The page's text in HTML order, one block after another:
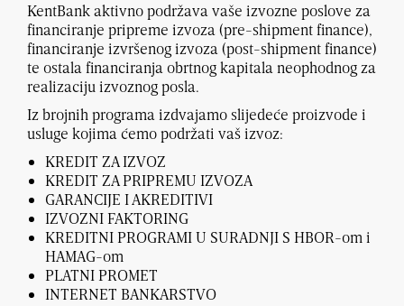
KentBank aktivno podržava vaše izvozne poslove za
financiranje pripreme izvoza (pre-shipment finance),
financiranje izvršenog izvoza (post-shipment finance)
te ostala financiranja obrtnog kapitala neophodnog za
realizaciju izvoznog posla.
Iz brojnih programa izdvajamo slijedeće proizvode i
usluge kojima ćemo podržati vaš izvoz:
KREDIT ZA IZVOZ
KREDIT ZA PRIPREMU IZVOZA
GARANCIJE I AKREDITIVI
IZVOZNI FAKTORING
KREDITNI PROGRAMI U SURADNJI S HBOR-om i
HAMAG-om
PLATNI PROMET
INTERNET BANKARSTVO